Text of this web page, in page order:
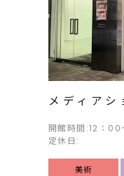
メディアシ
開館時間:12：
定休日:
美術